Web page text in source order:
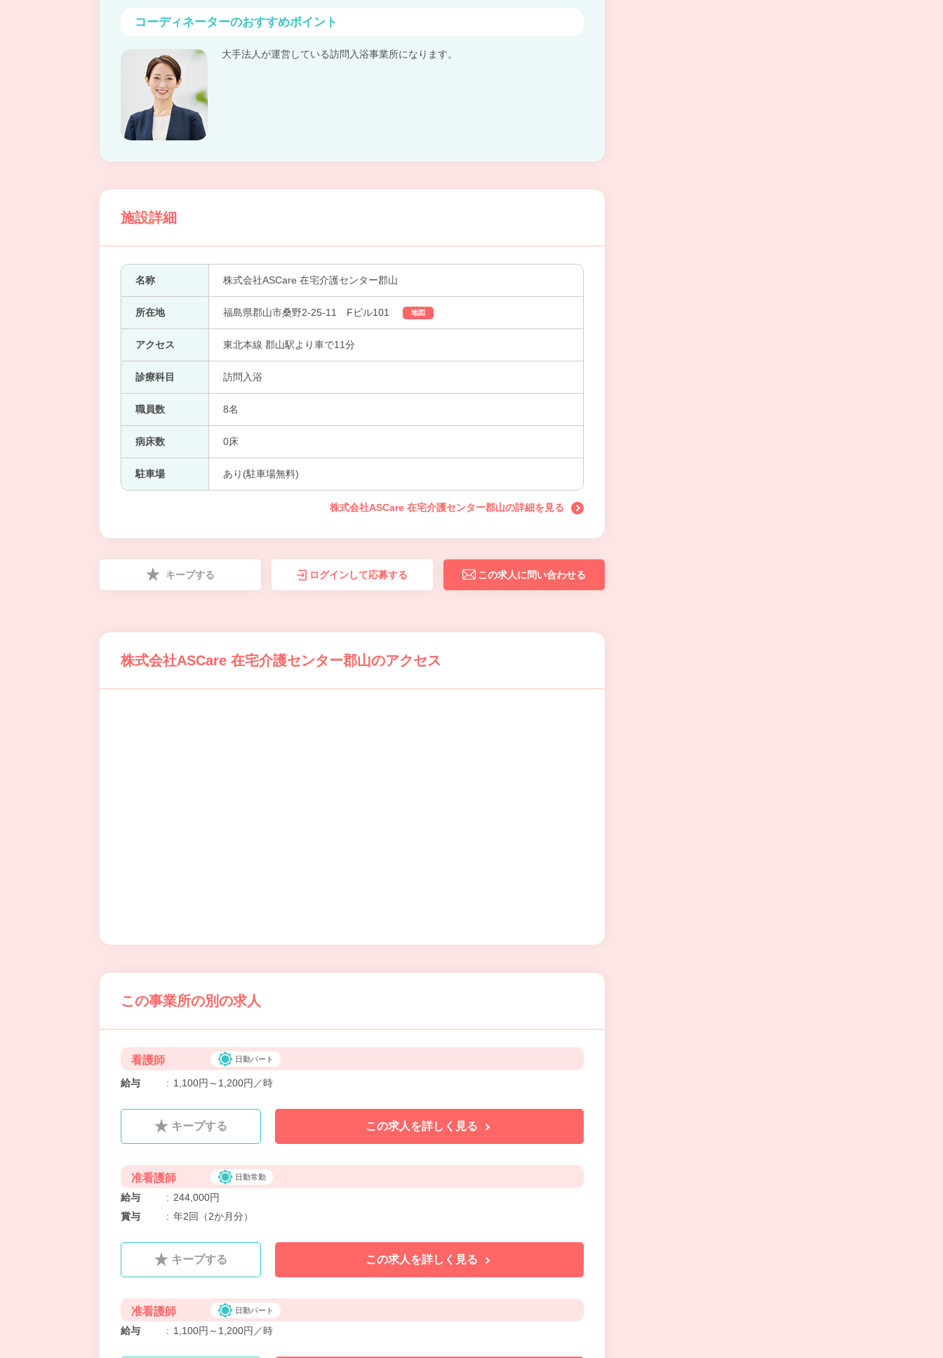
コーディネーターのおすすめポイント
大手法人が運営している訪問入浴事業所になります。
施設詳細
名称 株式会社ASCare 在宅介護センター郡山
所在地 福島県郡山市桑野2-25-11 Fビル101 地図
アクセス 東北本線 郡山駅より車で11分
診療科目 訪問入浴
職員数 8名
病床数 0床
駐車場 あり(駐車場無料)
株式会社ASCare 在宅介護センター郡山の詳細を見る
キープする ログインして応募する この求人に問い合わせる
株式会社ASCare 在宅介護センター郡山のアクセス
この事業所の別の求人
看護師 日勤パート
給与 : 1,100円～1,200円／時
キープする この求人を詳しく見る
准看護師 日勤常勤
給与 : 244,000円
賞与
: 年2回（2か月分）
キープする この求人を詳しく見る
准看護師 日勤パート
給与 : 1,100円～1,200円／時